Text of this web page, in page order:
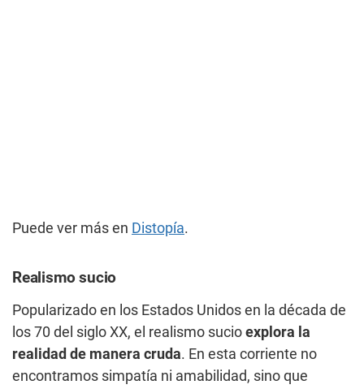
Puede ver más en Distopía.
Realismo sucio
Popularizado en los Estados Unidos en la década de
los 70 del siglo XX, el realismo sucio explora la
realidad de manera cruda. En esta corriente no
encontramos simpatía ni amabilidad, sino que